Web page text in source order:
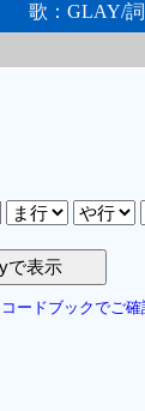
歌：GLAY/
コードブックでご